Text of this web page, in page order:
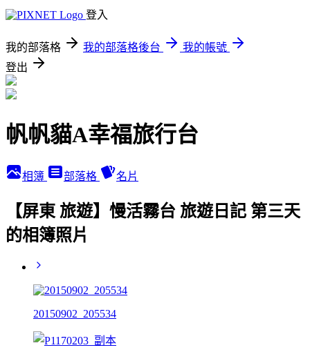
登入
我的部落格 我的部落格後台
我的帳號
登出
帆帆貓A幸福旅行台
相簿 部落格 名片
【屏東 旅遊】慢活霧台 旅遊日記 第三天
的相簿照片
20150902_205534